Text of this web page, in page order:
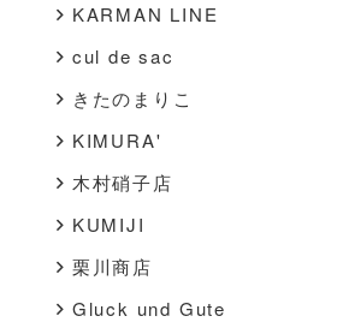
KARMAN LINE
cul de sac
きたのまりこ
KIMURA'
木村硝子店
KUMIJI
栗川商店
Gluck und Gute